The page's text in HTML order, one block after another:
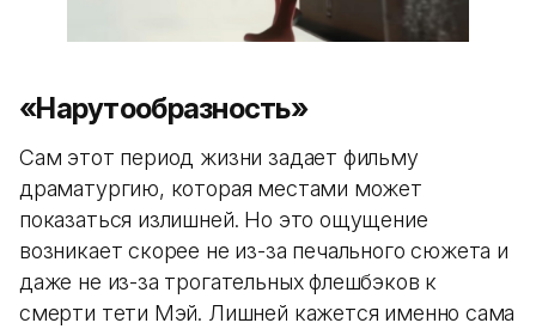
«Нарутообразность»
Сам этот период жизни задает фильму
драматургию, которая местами может
показаться излишней. Но это ощущение
возникает скорее не из-за печального сюжета и
даже не из-за трогательных флешбэков к
смерти тети Мэй. Лишней кажется именно сама